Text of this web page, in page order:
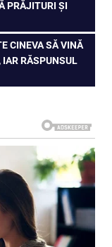
PRĂJITURI ȘI
CINEVA SĂ VINĂ
IAR RĂSPUNSUL